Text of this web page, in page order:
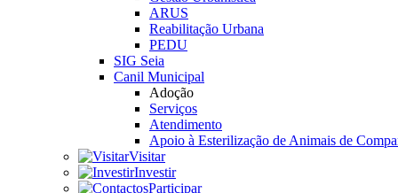
ARUS
Reabilitação Urbana
PEDU
SIG Seia
Canil Municipal
Adoção
Serviços
Atendimento
Apoio à Esterilização de Animais de
Visitar
Investir
Participar